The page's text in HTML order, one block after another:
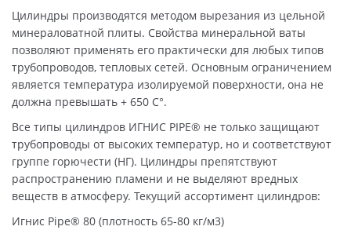
Цилиндры производятся методом вырезания из цельной
минераловатной плиты. Свойства минеральной ваты
позволяют применять его практически для любых типов
трубопроводов, тепловых сетей. Основным ограничением
является температура изолируемой поверхности, она не
должна превышать + 650 C°.
Все типы цилиндров ИГНИС PIPE® не только защищают
трубопроводы от высоких температур, но и соответствуют
группе горючести (НГ). Цилиндры препятствуют
распространению пламени и не выделяют вредных
веществ в атмосферу. Текущий ассортимент цилиндров:
Игнис Pipe® 80 (плотность 65-80 кг/м3)